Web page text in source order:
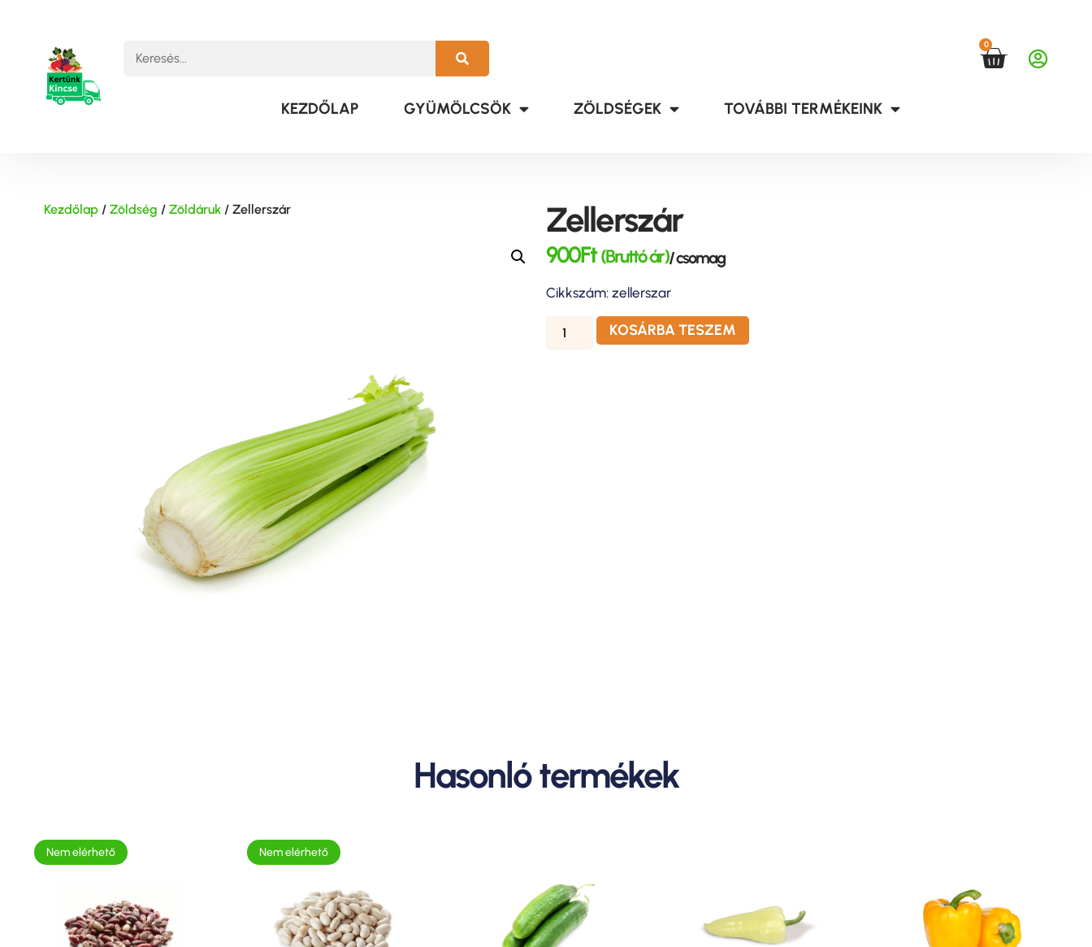
0
KEZDŐLAP GYÜMÖLCSÖK ZÖLDSÉGEK TOVÁBBI TERMÉKEINK
Kezdőlap/ Zöldség / Zöldáruk/ Zellerszár Zellerszár
900Ft (Bruttó ár)/ csomag
Cikkszám: zellerszar
KOSÁRBA TESZEM
Hasonló termékek
Nem elérhető Nem elérhető